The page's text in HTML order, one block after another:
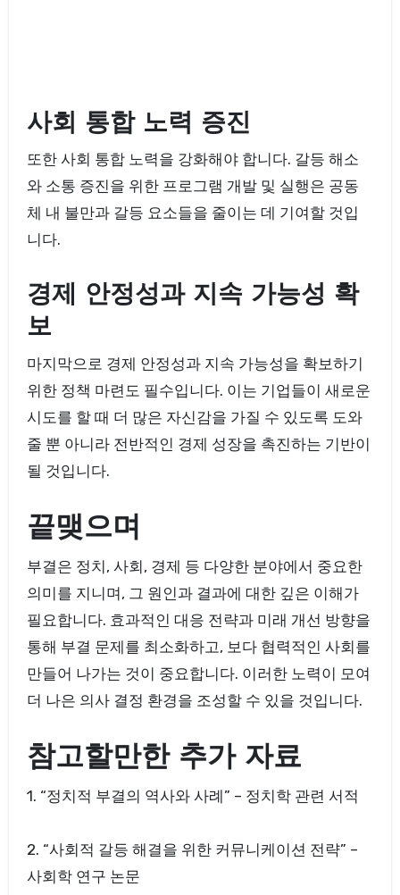
사회 통합 노력 증진
또한 사회 통합 노력을 강화해야 합니다. 갈등 해소
와 소통 증진을 위한 프로그램 개발 및 실행은 공동
체 내 불만과 갈등 요소들을 줄이는 데 기여할 것입
니다.
경제 안정성과 지속 가능성 확
보
마지막으로 경제 안정성과 지속 가능성을 확보하기
위한 정책 마련도 필수입니다. 이는 기업들이 새로운
시도를 할 때 더 많은 자신감을 가질 수 있도록 도와
줄 뿐 아니라 전반적인 경제 성장을 촉진하는 기반이
될 것입니다.
끝맺으며
부결은 정치, 사회, 경제 등 다양한 분야에서 중요한
의미를 지니며, 그 원인과 결과에 대한 깊은 이해가
필요합니다. 효과적인 대응 전략과 미래 개선 방향을
통해 부결 문제를 최소화하고, 보다 협력적인 사회를
만들어 나가는 것이 중요합니다. 이러한 노력이 모여
더 나은 의사 결정 환경을 조성할 수 있을 것입니다.
참고할만한 추가 자료
1. “정치적 부결의 역사와 사례” – 정치학 관련 서적
2. “사회적 갈등 해결을 위한 커뮤니케이션 전략” –
사회학 연구 논문